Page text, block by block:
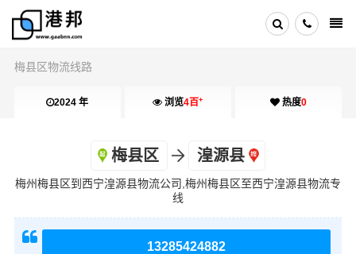
梅县区物流线路
2024 年 浏览4百+ 热度0
梅县区 湟源县
梅州梅县区到西宁湟源县物流公司,梅州梅县区至西宁湟源县物流专
线
13285424882